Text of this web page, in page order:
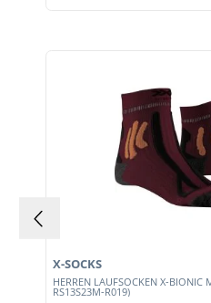
HERREN LAUFSOCKEN X-BIONIC
RS13S23M-R019)
X-SOCKS